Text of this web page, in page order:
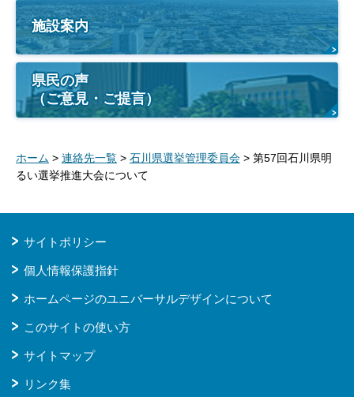
施設案内
県民の声
（ご意見・ご提言）
ホーム > 連絡先一覧 > 石川県選挙管理委員会 > 第57回石川県明
るい選挙推進大会について
サイトポリシー
個人情報保護指針
ホームページのユニバーサルデザインについて
このサイトの使い方
サイトマップ
リンク集